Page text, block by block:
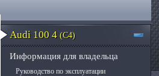
Audi 100 4 (C4)
Информация для владельца
Руководство по эксплуатации